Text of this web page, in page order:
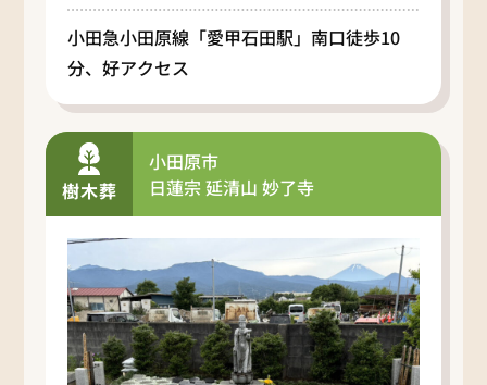
小田急小田原線「愛甲石田駅」南口徒歩10
分、好アクセス
樹木葬
小田原市
日蓮宗 延清山 妙了寺